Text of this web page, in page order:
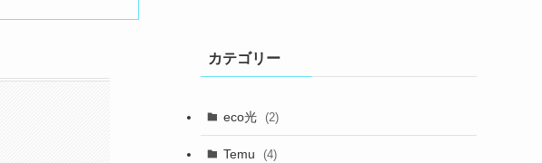
カテゴリー
eco光 (2)
Temu (4)